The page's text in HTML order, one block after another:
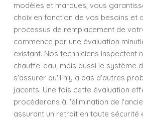
modèles et marques, vous
choix en fonction de vos besoins et
processus de remplacement de
commence par une évaluation
existant. Nos techniciens inspectent
chauffe-eau, mais aussi le système
s'assurer qu'il n'y a pas d'autres
jacents. Une fois cette évaluation
procéderons à l'élimination de
assurant un retrait en toute sécurité